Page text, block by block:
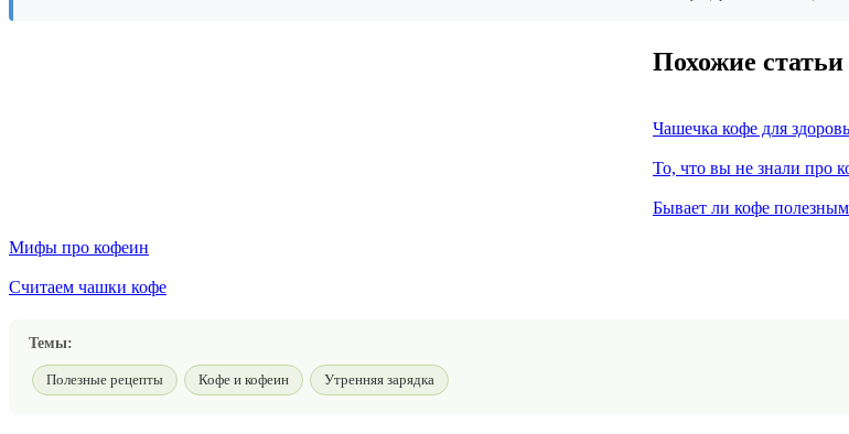
Похожие статьи
Чашечка кофе для
То, что вы не знали про
Бывает ли кофе
Мифы про кофеин
Считаем чашки кофе
Темы:
Полезные рецепты Кофе и кофеин Утренняя зарядка